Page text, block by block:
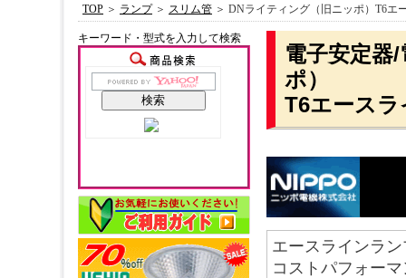
TOP ＞ ランプ＞ スリム管 ＞ DNライティング（旧ニッポ）T6エ
キーワード・型式を入力して検索
電子安定器
ポ）
T6エース
エースラインラ
コストパフォー